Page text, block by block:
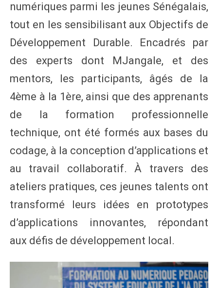
numériques parmi les jeunes Sénégalais,
tout en les sensibilisant aux Objectifs de
Développement Durable. Encadrés par
des experts dont MJangale, et des
mentors, les participants, âgés de la
4ème à la 1ère, ainsi que des apprenants
de la formation professionnelle
technique, ont été formés aux bases du
codage, à la conception d’applications et
au travail collaboratif. À travers des
ateliers pratiques, ces jeunes talents ont
transformé leurs idées en prototypes
d’applications innovantes, répondant
aux défis de développement local.